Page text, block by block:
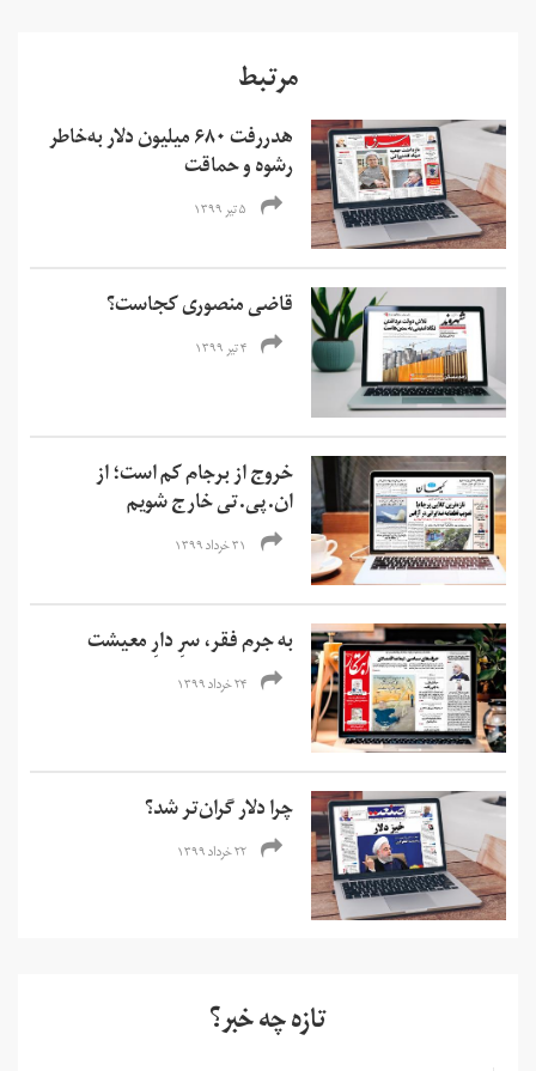
مرتبط
هدررفت ۶۸۰ میلیون دلار به‌خاطر
رشوه و حماقت
۵ تیر ۱۳۹۹
قاضی منصوری کجاست؟
۴ تیر ۱۳۹۹
خروج از برجام کم است؛ از
ان.پی.تی خارج شویم
۳۱ خرداد ۱۳۹۹
به جرم فقر، سرِ دارِ معیشت
۲۴ خرداد ۱۳۹۹
چرا دلار گران‌تر شد؟
۲۲ خرداد ۱۳۹۹
تازه چه خبر؟